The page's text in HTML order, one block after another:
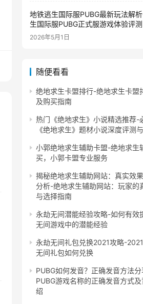
地铁逃生国际服PUBG最新玩法解
生国际服PUBG正式服游戏体验评测
2026年5月1日
随便看看
绝地求生卡盟排行-绝地求生卡盟
及购买指南
热门《绝地求生》小说精选推荐-
《绝地求生》题材小说深度评测
小郭绝地求生辅助卡盟-绝地求生
买，小郭卡盟专业服务
揭秘绝地求生辅助网站：真实效
分析-绝地求生辅助网站：玩家的
与选择指南
永劫无间潜能经验攻略-如何有效
无间游戏中的潜能经验
永劫无间礼包兑换2021攻略-
无间礼包如何兑换
PUBG如何发音？正确发音方法
PUBG游戏名称的正确发音方式
绍